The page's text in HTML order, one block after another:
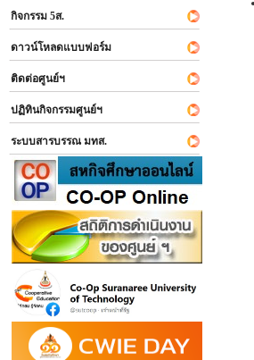
กิจกรรม 5ส.
ดาวน์โหลดแบบฟอร์ม
ติดต่อศูนย์ฯ
ปฏิทินกิจกรรมศูนย์ฯ
ระบบสารบรรณ มทส.